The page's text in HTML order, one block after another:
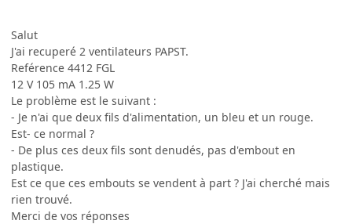
Salut
J'ai recuperé 2 ventilateurs PAPST.
Reférence 4412 FGL
12 V 105 mA 1.25 W
Le problème est le suivant :
- Je n'ai que deux fils d'alimentation, un bleu et un rouge.
Est- ce normal ?
- De plus ces deux fils sont denudés, pas d'embout en
plastique.
Est ce que ces embouts se vendent à part ? J'ai cherché mais
rien trouvé.
Merci de vos réponses